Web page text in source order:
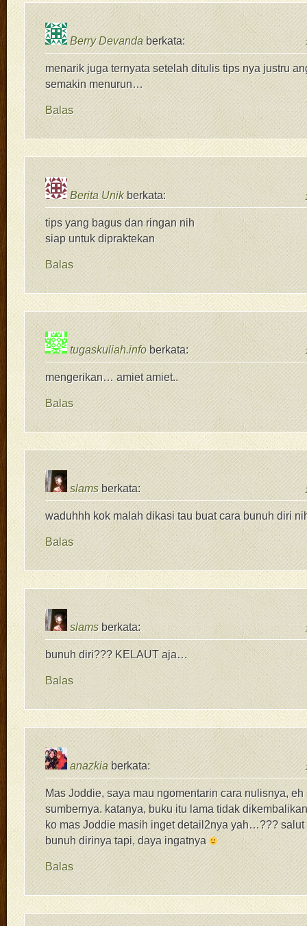
Berry Devanda berkata:
menarik juga ternyata setelah ditulis tips nya justru
semakin menurun…
Balas
Berita Unik berkata:
tips yang bagus dan ringan nih
siap untuk dipraktekan
Balas
tugaskuliah.info berkata:
mengerikan… amiet amiet..
Balas
slams berkata:
waduhhh kok malah dikasi tau buat cara bunuh diri
Balas
slams berkata:
bunuh diri??? KELAUT aja…
Balas
anazkia berkata:
Mas Joddie, saya mau ngomentarin cara nulisnya, eh
sumbernya. katanya, buku itu lama tidak
ko mas Joddie masih inget detail2nya yah…??? salut
bunuh dirinya tapi, daya ingatnya
Balas